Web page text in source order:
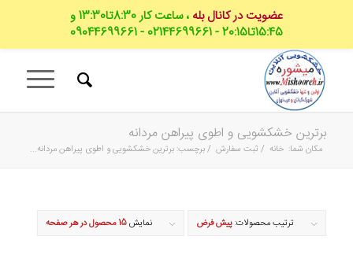
برترین خشکشویی و اطوی پیراهن مردانه
مکان شما: خانه / ثبت سفارش /برچسب: برترین خشکشویی و اطوی پیراهن مردانه...
ترتیب محصولات:پیش فرض نمایش15 محصول در هر صفحه
عضویت در کانال بله
، ساعت کار 8:30تا13:30 و
15:45تا20:15 - 02144699661 - 09044699661